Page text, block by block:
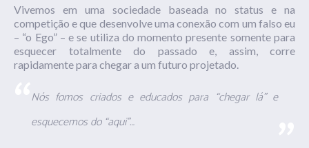
Vivemos em uma sociedade baseada no status e na
competição e que desenvolve uma conexão com um falso eu
– “o Ego” – e se utiliza do momento presente somente para
esquecer totalmente do passado e, assim, corre
rapidamente para chegar a um futuro projetado.
Nós fomos criados e educados para “chegar lá” e
esquecemos do “aqui”…